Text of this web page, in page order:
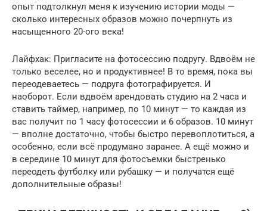
опыт подтолкнул меня к изучению истории моды —
сколько интересных образов можно почерпнуть из
насыщенного 20-ого века!
Лайфхак: Пригласите на фотосессию подругу. Вдвоём не
только веселее, но и продуктивнее! В то время, пока вы
переодеваетесь — подруга фотографируется. И
наоборот. Если вдвоём арендовать студию на 2 часа и
ставить таймер, например, по 10 минут — то каждая из
вас получит по 1 часу фотосессии и 6 образов. 10 минут
— вполне достаточно, чтобы быстро перевоплотиться, а
особенно, если всё продумано заранее. А ещё можно и
в середине 10 минут для фотосъемки быстренько
переодеть футболку или рубашку — и получатся ещё
дополнительные образы!